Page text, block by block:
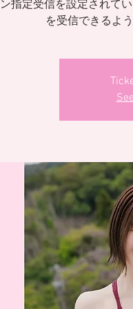
指定受信を設定されて
を受信できるよ